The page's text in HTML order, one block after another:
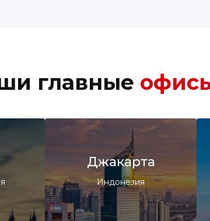
главные
Джакарта
Индонезия